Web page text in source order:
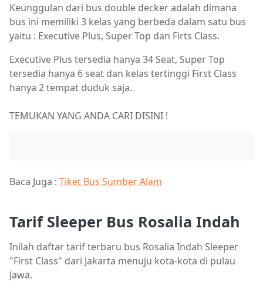
Keunggulan dari bus double decker adalah dimana
bus ini memiliki 3 kelas yang berbeda dalam satu bus
yaitu : Executive Plus, Super Top dan Firts Class.
Executive Plus tersedia hanya 34 Seat, Super Top
tersedia hanya 6 seat dan kelas tertinggi First Class
hanya 2 tempat duduk saja.
TEMUKAN YANG ANDA CARI DISINI !
Baca Juga : Tiket Bus Sumber Alam
Tarif Sleeper Bus Rosalia Indah
Inilah daftar tarif terbaru bus Rosalia Indah Sleeper
"First Class" dari Jakarta menuju kota-kota di pulau
Jawa.